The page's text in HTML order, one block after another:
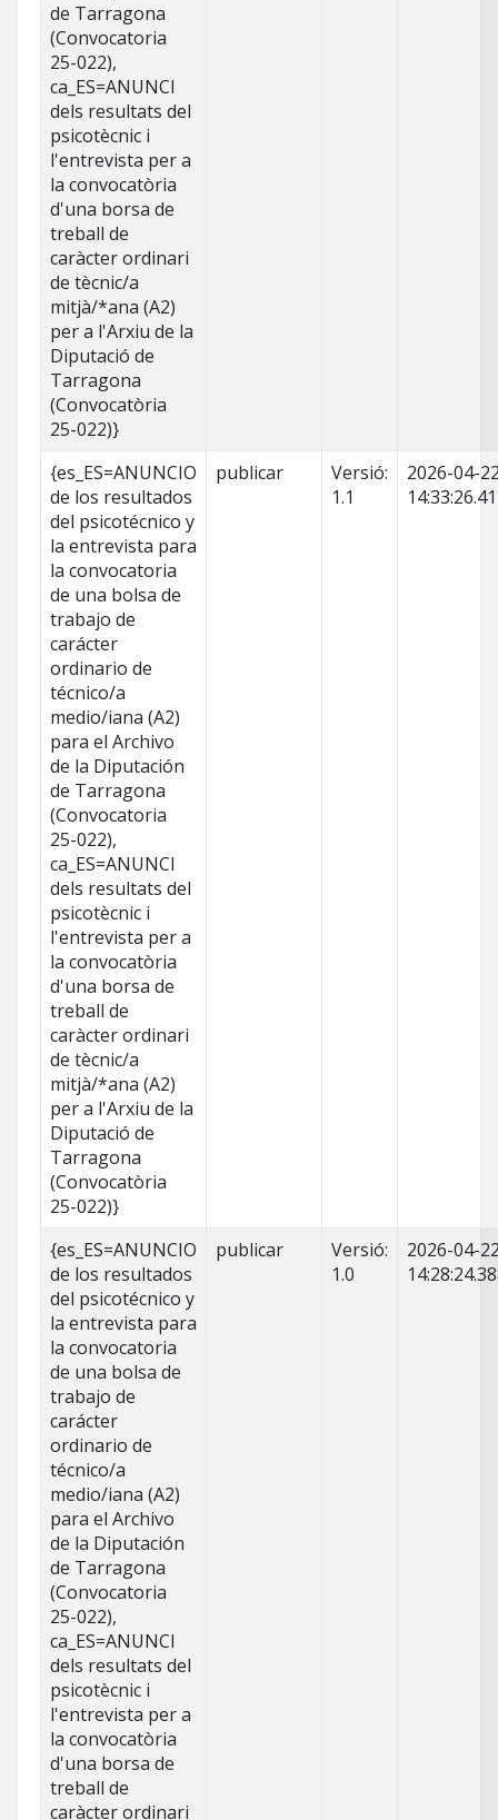
de Tarragona
(Convocatoria
25-022),
ca_ES=ANUNCI
dels resultats del
psicotècnic i
l'entrevista per a
la convocatòria
d'una borsa de
treball de
caràcter ordinari
de tècnic/a
mitjà/*ana (A2)
per a l'Arxiu de la
Diputació de
Tarragona
(Convocatòria
25-022)}
{es_ES=ANUNCIO
de los resultados
del psicotécnico y
la entrevista para
la convocatoria
de una bolsa de
trabajo de
carácter
ordinario de
técnico/a
medio/iana (A2)
para el Archivo
de la Diputación
de Tarragona
(Convocatoria
25-022),
ca_ES=ANUNCI
dels resultats del
psicotècnic i
l'entrevista per a
la convocatòria
d'una borsa de
treball de
caràcter ordinari
de tècnic/a
mitjà/*ana (A2)
per a l'Arxiu de la
Diputació de
Tarragona
(Convocatòria
25-022)}
publicar
Versió:
1.1
2026-04-
{es_ES=ANUNCIO
de los resultados
del psicotécnico y
la entrevista para
la convocatoria
de una bolsa de
trabajo de
carácter
ordinario de
técnico/a
medio/iana (A2)
para el Archivo
de la Diputación
de Tarragona
(Convocatoria
25-022),
ca_ES=ANUNCI
dels resultats del
psicotècnic i
l'entrevista per a
la convocatòria
d'una borsa de
treball de
caràcter ordinari
publicar
Versió:
1.0
2026-04-